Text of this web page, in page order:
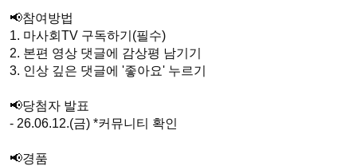
📢참여방법
1. 마사회TV 구독하기(필수)
2. 본편 영상 댓글에 감상평 남기기
3. 인상 깊은 댓글에 '좋아요' 누르기
📢당첨자 발표
- 26.06.12.(금) *커뮤니티 확인
📢경품